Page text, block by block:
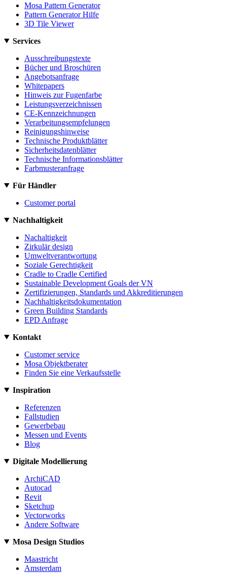
Mosa Pattern Generator
Pattern Generator Hilfe
3D Tile Viewer
Services
Ausschreibungstexte
Bücher und Broschüren
Angebotsanfrage
Whitepapers
Hinweis zur Fugenfarbe
Leistungsverzeichnissen
CE-Kennzeichnungen
Verarbeitungsempfelungen
Reinigungshinweise
Technische Produktblätter
Sicherheitsdatenblätter
Technische Informationsblätter
Farbmusteranfrage
Für Händler
Customer portal
Nachhaltigkeit
Nachaltigkeit
Zirkulär design
Umweltverantwortung
Soziale Gerechtigkeit
Cradle to Cradle Certified
Sustainable Development Goals der VN
Zertifizierungen, Standards und Akkreditierungen
Nachhaltigkeitsdokumentation
Green Building Standards
EPD Anfrage
Kontakt
Customer service
Mosa Objektberater
Finden Sie eine Verkaufsstelle
Inspiration
Referenzen
Fallstudien
Gewerbebau
Messen und Events
Blog
Digitale Modellierung
ArchiCAD
Autocad
Revit
Sketchup
Vectorworks
Andere Software
Mosa Design Studios
Maastricht
Amsterdam